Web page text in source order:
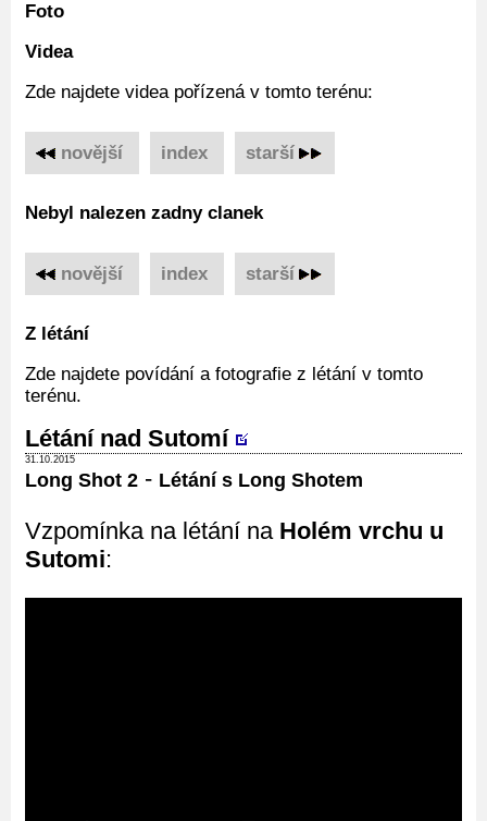
Foto
Videa
Zde najdete videa pořízená v tomto terénu:
novější index starší
Nebyl nalezen zadny clanek
novější index starší
Z létání
Zde najdete povídání a fotografie z létání v tomto
terénu.
Létání nad Sutomí
31.10.2015
Long Shot 2 - Létání s Long Shotem
Vzpomínka na létání na Holém vrchu u
Sutomi: